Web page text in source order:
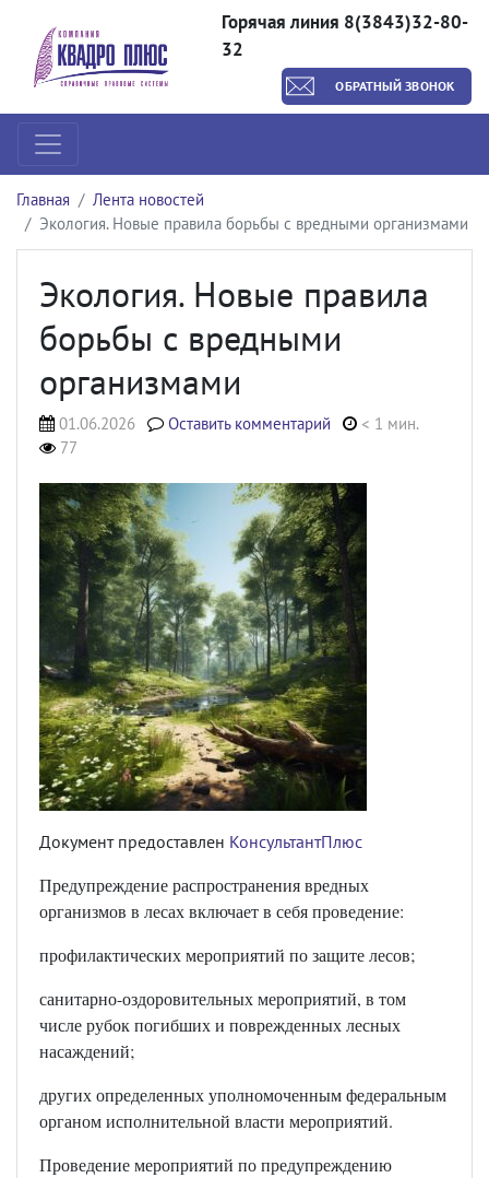
Горячая линия 8(3843)32-80-
32
ОБРАТНЫЙ ЗВОНОК
Главная
Лента новостей
Экология. Новые правила борьбы с вредными организмами
Экология. Новые правила
борьбы с вредными
организмами
01.06.2026 Оставить комментарий
< 1 мин.
77
Документ предоставлен КонсультантПлюс
Предупреждение распространения вредных
организмов в лесах включает в себя проведение:
профилактических мероприятий по защите лесов;
санитарно-оздоровительных мероприятий, в том
числе рубок погибших и поврежденных лесных
насаждений;
других определенных уполномоченным федеральным
органом исполнительной власти мероприятий.
Проведение мероприятий по предупреждению